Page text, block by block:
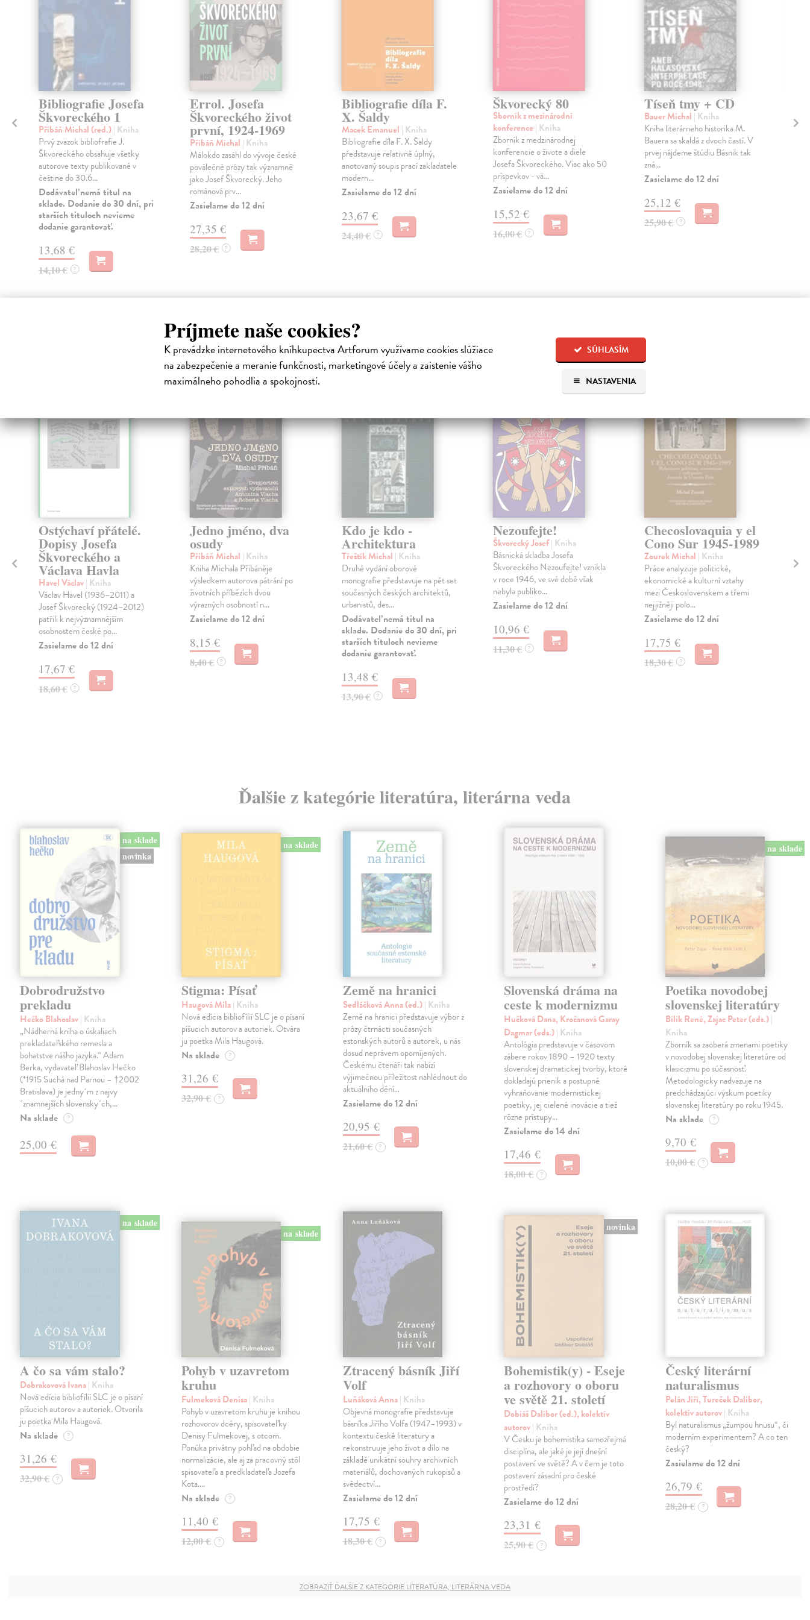
Príjmete naše cookies?
K prevádzke internetového kníhkupectva Artforum využívame cookies slúžiace
na zabezpečenie a meranie funkčnosti, marketingové účely a zaistenie vášho
maximálneho pohodlia a spokojnosti.
SÚHLASÍM
NASTAVENIA
Bibliografie Josefa
Škvoreckého 1
Přibáň Michal (red.)| Kniha
Prvý zväzok bibliofrafie J.
Škvoreckého obsahuje všetky
autorove texty publikované v
češtine do 30.6...
Dodávateľ nemá titul na
sklade. Dodanie do 30 dní, pri
starších tituloch nevieme
dodanie garantovať.
13,68 €
14,10 € ?
Errol. Josefa
Škvoreckého život
první, 1924-1969
Přibáň Michal | Kniha
Málokdo zasáhl do vývoje české
poválečné prózy tak významně
jako Josef Škvorecký. Jeho
románová prv...
Zasielame do 12 dní
27,35 €
28,20 € ?
Bibliografie díla F.
X. Šaldy
Macek Emanuel | Kniha
Bibliografie díla F. X. Šaldy
představuje relativně úplný,
anotovaný soupis prací zakladatele
modern...
Zasielame do 12 dní
23,67 €
24,40 € ?
Škvorecký 80
Sborník z mezinárodní
konference | Kniha
Zborník z medzinárodnej
konferencie o živote a diele
Josefa Škvoreckého. Viac ako 50
príspevkov - vä...
Zasielame do 12 dní
15,52 €
16,00 € ?
Tíseň tmy + CD
Bauer Michal | Kniha
Kniha literárneho historika M.
Bauera sa skaldá z dvoch častí. V
prvej nájdeme štúdiu Básnik tak
zná...
Zasielame do 12 dní
25,12 €
25,90 € ?
Čitatelia s podobným vkusom si kúpili aj:
Ostýchaví přátelé.
Dopisy Josefa
Škvoreckého a
Václava Havla
Havel Václav| Kniha
Václav Havel (1936–2011) a
Josef Škvorecký (1924–2012)
patřili k nejvýznamnějším
osobnostem české po...
Zasielame do 12 dní
17,67 €
18,60 € ?
Jedno jméno, dva
osudy
Přibáň Michal | Kniha
Kniha Michala Přibáněje
výsledkem autorova pátrání po
životních příbězích dvou
výrazných osobností n...
Zasielame do 12 dní
8,15 €
8,40 € ?
Kdo je kdo -
Architektura
Třeštík Michal | Kniha
Druhé vydání oborové
monografie představuje na pět set
současných českých architektů,
urbanistů, des...
Dodávateľ nemá titul na
sklade. Dodanie do 30 dní, pri
starších tituloch nevieme
dodanie garantovať.
13,48 €
13,90 € ?
Nezoufejte!
Škvorecký Josef| Kniha
Básnická skladba Josefa
Škvoreckého Nezoufejte! vznikla
v roce 1946, ve své době však
nebyla publiko...
Zasielame do 12 dní
10,96 €
11,30 € ?
Checoslovaquia y el
Cono Sur 1945-1989
Zourek Michal | Kniha
Práce analyzuje politické,
ekonomické a kulturní vztahy
mezi Československem a třemi
nejjižněji polo...
Zasielame do 12 dní
17,75 €
18,30 € ?
Ďalšie z kategórie literatúra, literárna veda
na sklade
novinka
Dobrodružstvo
prekladu
Hečko Blahoslav| Kniha
„Nádherná kniha o úskaliach
prekladateľského remesla a
bohatstve nášho jazyka.“ Adam
Berka, vydavateľ Blahoslav Hečko
(*1915 Suchá nad Parnou – †2002
Bratislava) je jedny´m z najvy
´znamnejších slovensky´ch,…
Na sklade ?
25,00 €
na sklade
Stigma: Písať
Haugová Mila| Kniha
Nová edícia bibliofílií SLC je o písaní
píšucich autorov a autoriek. Otvára
ju poetka Mila Haugová.
Na sklade ?
31,26 €
32,90 € ?
Země na hranici
Sedláčková Anna (ed.)| Kniha
Země na hranici představuje výbor z
prózy čtrnácti současných
estonských autorů a autorek, u nás
dosud neprávem opomíjených.
Českému čtenáři tak nabízí
výjimečnou příležitost nahlédnout do
aktuálního dění…
Zasielame do 12 dní
20,95 €
21,60 € ?
Slovenská dráma na
ceste k modernizmu
Hučková Dana, Kročanová Garay
Dagmar (eds.)| Kniha
Antológia predstavuje v časovom
zábere rokov 1890 – 1920 texty
slovenskej dramatickej tvorby, ktoré
dokladajú prienik a postupné
vyhraňovanie modernistickej
poetiky, jej cielené inovácie a tiež
rôzne prístupy…
Zasielame do 14 dní
17,46 €
18,00 € ?
na sklade
Poetika novodobej
slovenskej literatúry
Bílik René, Zajac Peter (eds.)|
Kniha
Zborník sa zaoberá zmenami poetiky
v novodobej slovenskej literatúre od
klasicizmu po súčasnosť.
Metodologicky nadväzuje na
predchádzajúci výskum poetiky
slovenskej literatúry po roku 1945.
Na sklade ?
9,70 €
10,00 € ?
na sklade
A čo sa vám stalo?
Dobrakovová Ivana| Kniha
Nová edícia bibliofílií SLC je o písaní
píšucich autorov a autoriek. Otvorila
ju poetka Mila Haugová.
Na sklade ?
31,26 €
32,90 € ?
na sklade
Pohyb v uzavretom
kruhu
Fulmeková Denisa| Kniha
Pohyb v uzavretom kruhu je knihou
rozhovorov dcéry, spisovateľky
Denisy Fulmekovej, s otcom.
Ponúka privátny pohľad na obdobie
normalizácie, ale aj za pracovný stôl
spisovateľa a predkladateľa Jozefa
Kota.…
Na sklade ?
11,40 €
12,00 € ?
Ztracený básník Jiří
Volf
Luňáková Anna| Kniha
Objevná monografie představuje
básníka Jiřího Volfa (1947–1993) v
kontextu české literatury a
rekonstruuje jeho život a dílo na
základě unikátní souhry archivních
materiálů, dochovaných rukopisů a
svědectví…
Zasielame do 12 dní
17,75 €
18,30 € ?
novinka
Bohemistik(y) - Eseje
a rozhovory o oboru
ve světě 21. století
Dobiáš Dalibor (ed.), kolektív
autorov| Kniha
V Česku je bohemistika samozřejmá
disciplína, ale jaké je její dnešní
postavení ve světě? A v čem je toto
postavení zásadní pro české
prostředí?
Zasielame do 12 dní
23,31 €
25,90 € ?
Český literární
naturalismus
Pelán Jiří, Tureček Dalibor,
kolektív autorov| Kniha
Byl naturalismus „žumpou hnusu“, či
moderním experimentem? A co ten
český?
Zasielame do 12 dní
26,79 €
28,20 € ?
ZOBRAZIŤ ĎALŠIE Z KATEGÓRIE LITERATÚRA, LITERÁRNA VEDA